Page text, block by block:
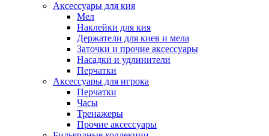
Аксессуары для кия
Мел
Наклейки для кия
Держатели для киев и мела
Заточки и прочие аксессуары
Насадки и удлинители
Перчатки
Аксессуары для игрока
Перчатки
Часы
Тренажеры
Прочие аксессуары